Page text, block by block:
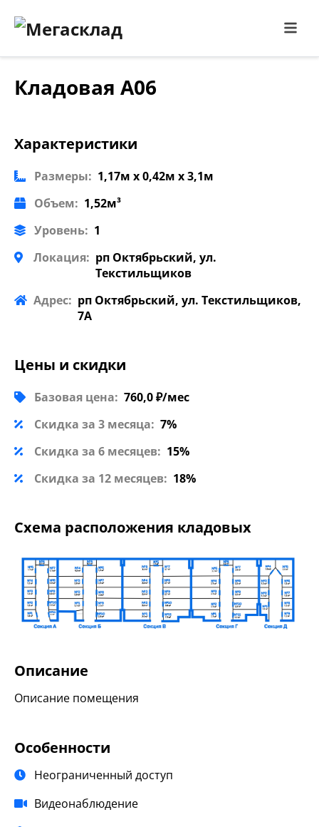
Кладовая А06
Характеристики
Размеры: 1,17м x 0,42м x 3,1м
Объем: 1,52м³
Уровень: 1
Локация: рп Октябрьский, ул.
Текстильщиков
Адрес: рп Октябрьский, ул. Текстильщиков,
7А
Цены и скидки
Базовая цена: 760,0 ₽/мес
Скидка за 3 месяца: 7%
Скидка за 6 месяцев: 15%
Скидка за 12 месяцев: 18%
Схема расположения кладовых
Описание
Описание помещения
Особенности
Неограниченный доступ
Видеонаблюдение